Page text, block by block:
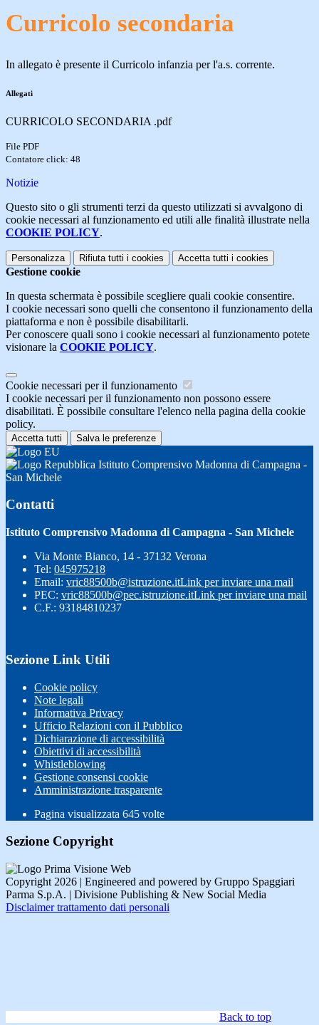
Curricolo secondaria
In allegato è presente il Curricolo infanzia per l'a.s. corrente.
Allegati
CURRICOLO SECONDARIA .pdf
File PDF
Contatore click: 48
Notizie
Questo sito o gli strumenti terzi da questo utilizzati si avvalgono di
cookie necessari al funzionamento ed utili alle finalità illustrate nella
COOKIE POLICY.
Personalizza Rifiuta tutti i cookies Accetta tutti i cookies
Gestione cookie
In questa schermata è possibile scegliere quali cookie consentire.
I cookie necessari sono quelli che consentono il funzionamento della
piattaforma e non è possibile disabilitarli.
Per conoscere quali sono i cookie necessari al funzionamento potete
visionare la COOKIE POLICY.
Cookie necessari per il funzionamento
I cookie necessari per il funzionamento non possono essere
disabilitati. È possibile consultare l'elenco nella pagina della cookie
policy.
Accetta tutti Salva le preferenze
Istituto Comprensivo Madonna di Campagna -
San Michele
Contatti
Istituto Comprensivo Madonna di Campagna - San Michele
Via Monte Bianco, 14 - 37132 Verona
Tel: 045975218
Email: vric88500b@istruzione.itLink per inviare una mail
PEC: vric88500b@pec.istruzione.itLink per inviare una mail
C.F.: 93184810237
Sezione Link Utili
Cookie policy
Note legali
Informativa Privacy
Ufficio Relazioni con il Pubblico
Dichiarazione di accessibilità
Obiettivi di accessibilità
Whistleblowing
Gestione consensi cookie
Amministrazione trasparente
Pagina visualizzata 645 volte
Sezione Copyright
Copyright 2026 | Engineered and powered by Gruppo Spaggiari
Parma S.p.A. | Divisione Publishing & New Social Media
Disclaimer trattamento dati personali
Back to top